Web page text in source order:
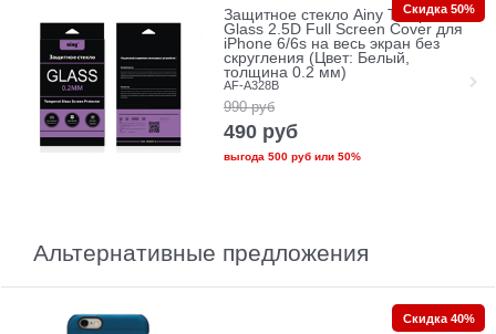
Защитное стекло Ainy Tempered
Glass 2.5D Full Screen Cover для
iPhone 6/6s на весь экран без
скругления (Цвет: Белый,
толщина 0.2 мм)
AF-A328B
990 руб
490 руб
выгода 500 рубили 50%
Скидка 50%
Альтернативные предложения
Скидка 40%